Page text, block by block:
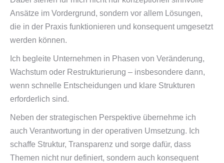
Ansätze im Vordergrund, sondern vor allem Lösungen,
die in der Praxis funktionieren und konsequent umgesetzt
werden können.
Ich begleite Unternehmen in Phasen von Veränderung,
Wachstum oder Restrukturierung – insbesondere dann,
wenn schnelle Entscheidungen und klare Strukturen
erforderlich sind.
Neben der strategischen Perspektive übernehme ich
auch Verantwortung in der operativen Umsetzung. Ich
schaffe Struktur, Transparenz und sorge dafür, dass
Themen nicht nur definiert, sondern auch konsequent